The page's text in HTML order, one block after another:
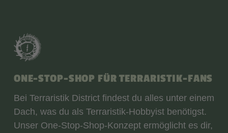
ONE-STOP-SHOP FÜR TERRARISTIK-FANS
Bei Terraristik District findest du alles unter einem
Dach, was du als Terraristik-Hobbyist benötigst.
Unser One-Stop-Shop-Konzept ermöglicht es dir,